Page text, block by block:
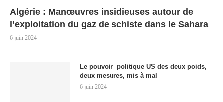
Algérie : Manœuvres insidieuses autour de
l’exploitation du gaz de schiste dans le Sahara
6 juin 2024
Le pouvoir politique US des deux poids,
deux mesures, mis à mal
6 juin 2024